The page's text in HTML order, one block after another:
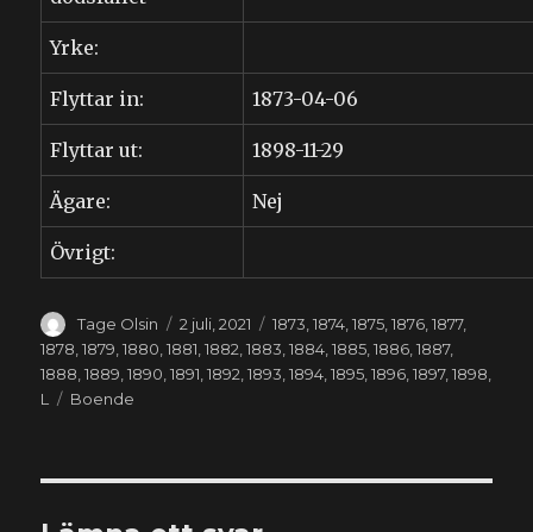
Yrke:
Flyttar in: 1873-04-06
Flyttar ut: 1898-11-29
Ägare: Nej
Övrigt:
Författare
Tage Olsin
Publicerat
den
2 juli, 2021 Kategorier
1873,1874,1875,1876,1877,
1878,1879,1880,1881,1882,1883,1884,1885,1886,1887,
1888,1889,1890,1891,1892,1893,1894,1895,1896,1897,1898,
L
Etiketter
Boende